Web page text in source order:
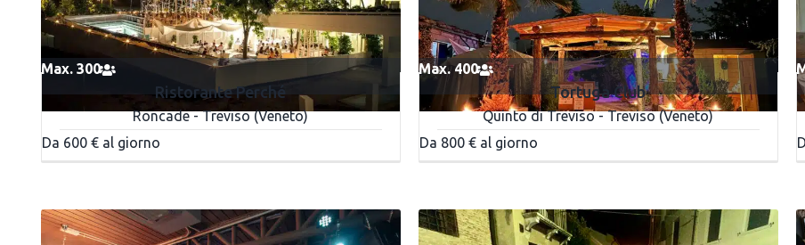
Max. 300
Ristorante Perché
Roncade - Treviso (Veneto)
Da 600 € al giorno
Max. 400
Tortuga Club
Quinto di Treviso - Treviso (Veneto)
Da 800 € al giorno